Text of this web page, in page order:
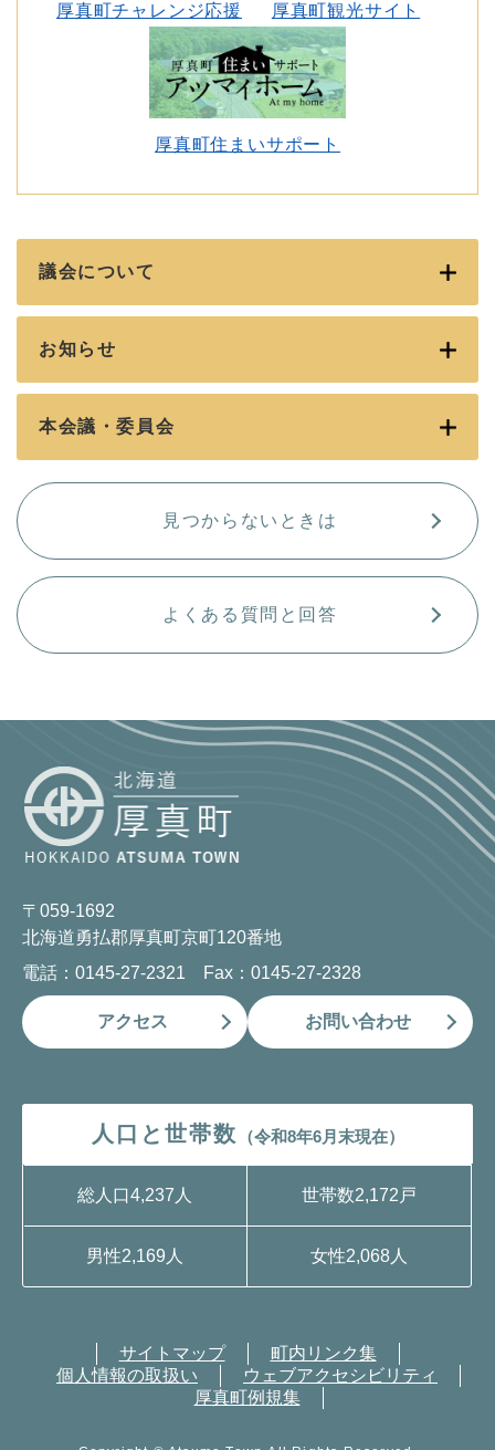
厚真町チャレンジ応援 厚真町観光サイト
厚真町住まいサポート
議会について
お知らせ
本会議・委員会
見つからないときは
よくある質問と回答
〒059-1692
北海道勇払郡厚真町京町120番地
電話：0145-27-2321 Fax：0145-27-2328
アクセス お問い合わせ
人口と世帯数 （令和8年6月末現在）
総人口4,237人 世帯数2,172戸
男性2,169人 女性2,068人
サイトマップ
町内リンク集
個人情報の取扱い
ウェブアクセシビリティ
厚真町例規集